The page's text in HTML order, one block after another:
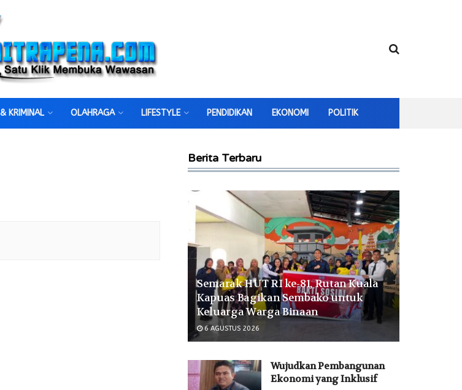
KRIMINAL OLAHRAGA LIFESTYLE PENDIDIKAN EKONOMI POLITIK
Berita Terbaru
Semarak HUT RI ke-81, Rutan Kuala
Kapuas Bagikan Sembako untuk
Keluarga Warga Binaan ‎
6 AGUSTUS 2026
Wujudkan Pembangunan
Ekonomi yang Inklusif